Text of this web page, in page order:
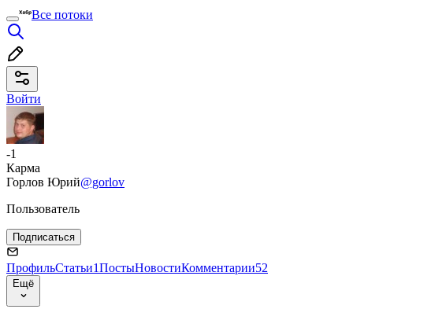
Все потоки
Войти
-1
Карма
Горлов Юрий@gorlov
Пользователь
Подписаться
ПрофильСтатьи1ПостыНовостиКомментарии52
Ещё